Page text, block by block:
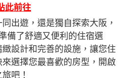
此前往
出遊，還是獨自探索大阪，
備了舒適又便利的住宿選
設計和完善的設施，讓您住
選擇您最喜歡的房型，開啟
吧！